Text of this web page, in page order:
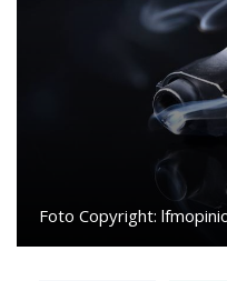
Foto Copyright: